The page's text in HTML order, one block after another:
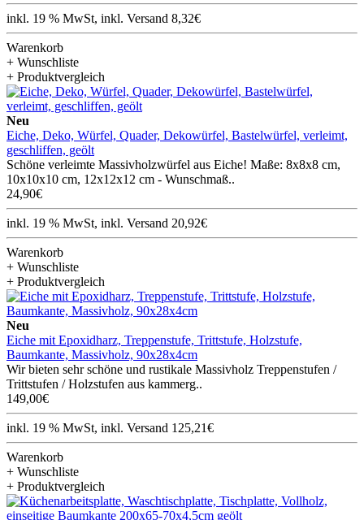
inkl. 19 % MwSt, inkl. Versand 8,32€
Warenkorb
+ Wunschliste
+ Produktvergleich
Neu
Eiche, Deko, Würfel, Quader, Dekowürfel, Bastelwürfel, verleimt,
geschliffen, geölt
Schöne verleimte Massivholzwürfel aus Eiche! Maße: 8x8x8 cm,
10x10x10 cm, 12x12x12 cm - Wunschmaß..
24,90€
inkl. 19 % MwSt, inkl. Versand 20,92€
Warenkorb
+ Wunschliste
+ Produktvergleich
Neu
Eiche mit Epoxidharz, Treppenstufe, Trittstufe, Holzstufe,
Baumkante, Massivholz, 90x28x4cm
Wir bieten sehr schöne und rustikale Massivholz Treppenstufen /
Trittstufen / Holzstufen aus kammerg..
149,00€
inkl. 19 % MwSt, inkl. Versand 125,21€
Warenkorb
+ Wunschliste
+ Produktvergleich